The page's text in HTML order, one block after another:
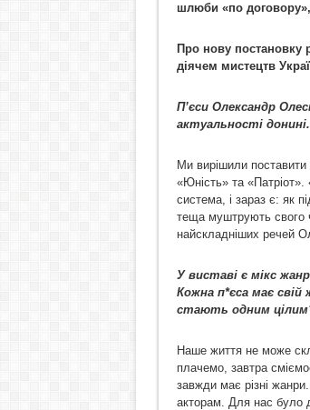
шлюби «по договору»,
Про нову постановку
діячем мистецтв
П’єси Олександр
актуальності
Ми вирішили
«Юність» та
система, і зараз є: як
теща муштрують свого
найскладніших речей
У виставі є мікс
Кожна п*єса має
стають одним
Наше життя не може
плачемо, завтра
завжди має різні
акторам. Для нас було